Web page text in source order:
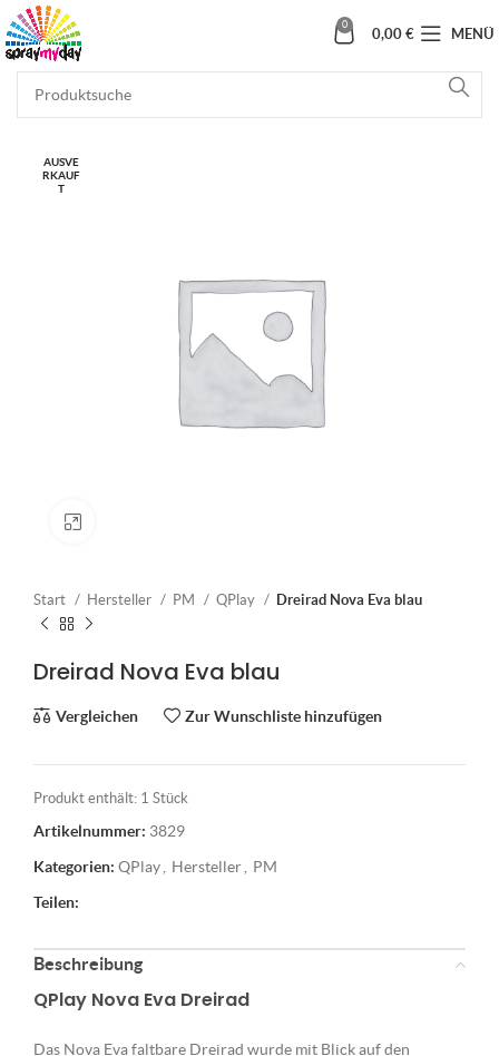
0
0,00 € MENÜ
AUSVE
RKAUF
T
Start Hersteller PM QPlay Dreirad Nova Eva blau
Dreirad Nova Eva blau
Vergleichen Zur Wunschliste hinzufügen
Produkt enthält: 1 Stück
Artikelnummer: 3829
Kategorien: QPlay Hersteller
PM
Teilen:
Beschreibung
QPlay Nova Eva Dreirad
Das Nova Eva faltbare Dreirad wurde mit Blick auf den